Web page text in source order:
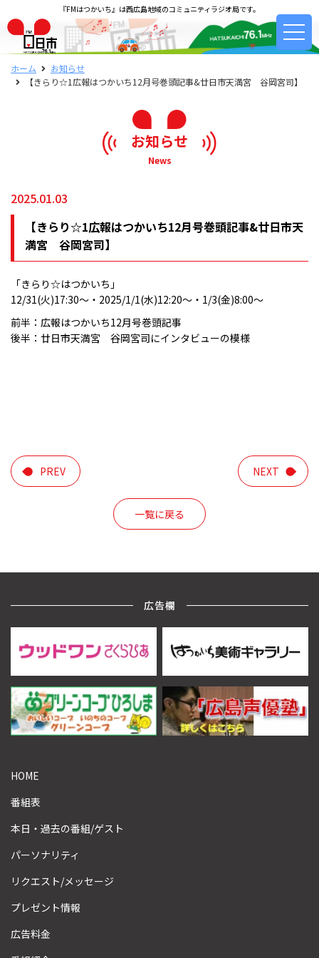
『FMはつかいち』は西広島地域のコミュニティラジオ局です。
ホーム
お知らせ
【きらり☆1広報はつかいち12月号巻頭記事&廿日市天満宮 谷岡宮司】
お知らせ
News
2025.01.03
【きらり☆1広報はつかいち12月号巻頭記事&廿日市天
満宮 谷岡宮司】
「きらり☆はつかいち」
12/31(火)17:30～・2025/1/1(水)12:20～・1/3(金)8:00～
前半：広報はつかいち12月号巻頭記事
後半：廿日市天満宮 谷岡宮司にインタビューの模様
PREV
一覧に戻る
NEXT
広告欄
HOME
番組表
本日・過去の番組/ゲスト
パーソナリティ
リクエスト/メッセージ
プレゼント情報
広告料金